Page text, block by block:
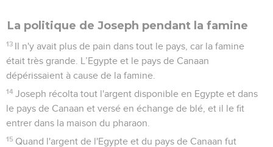
La politique de Joseph pendant la famine
13 Il n'y avait plus de pain dans tout le pays, car la famine
était très grande. L’Egypte et le pays de Canaan
dépérissaient à cause de la famine.
14 Joseph récolta tout l'argent disponible en Egypte et dans
le pays de Canaan et versé en échange de blé, et il le fit
entrer dans la maison du pharaon.
15 Quand l'argent de l'Egypte et du pays de Canaan fut